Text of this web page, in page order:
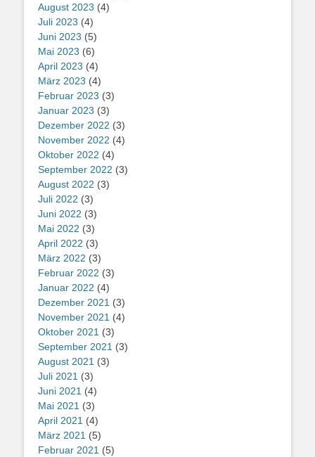
August 2023 (4)
Juli 2023 (4)
Juni 2023 (5)
Mai 2023 (6)
April 2023 (4)
März 2023 (4)
Februar 2023 (3)
Januar 2023 (3)
Dezember 2022 (3)
November 2022 (4)
Oktober 2022 (4)
September 2022 (3)
August 2022 (3)
Juli 2022 (3)
Juni 2022 (3)
Mai 2022 (3)
April 2022 (3)
März 2022 (3)
Februar 2022 (3)
Januar 2022 (4)
Dezember 2021 (3)
November 2021 (4)
Oktober 2021 (3)
September 2021 (3)
August 2021 (3)
Juli 2021 (3)
Juni 2021 (4)
Mai 2021 (3)
April 2021 (4)
März 2021 (5)
Februar 2021 (5)